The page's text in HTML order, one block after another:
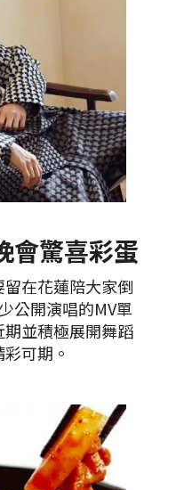
會驚喜彩蛋
在花蓮陪大家倒
公開演唱的MV單
並積極展開舞蹈
可期。